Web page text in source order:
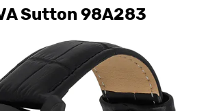
Sutton 98A283